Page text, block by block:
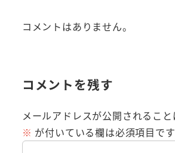
コメントはありません。
コメントを残す
メールアドレスが公開されること
※ が付いている欄は必須項目です